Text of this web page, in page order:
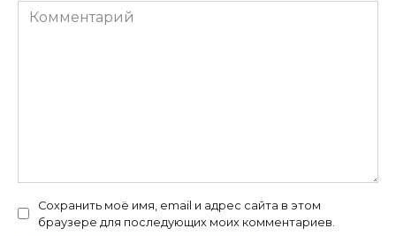
Комментарий
Сохранить моё имя, email и адрес сайта в этом
браузере для последующих моих комментариев.